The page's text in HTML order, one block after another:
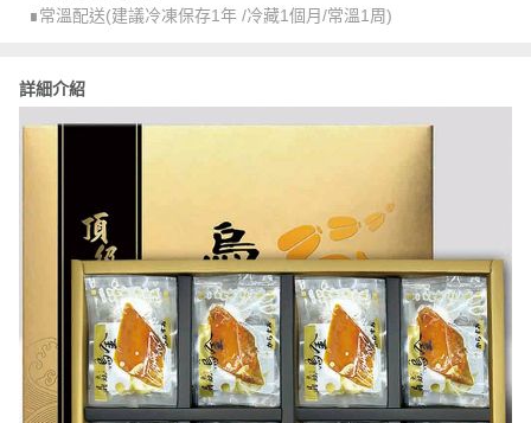
∎常溫配送(建議冷凍保存1年 /冷藏1個月/常溫1周)
詳細介紹